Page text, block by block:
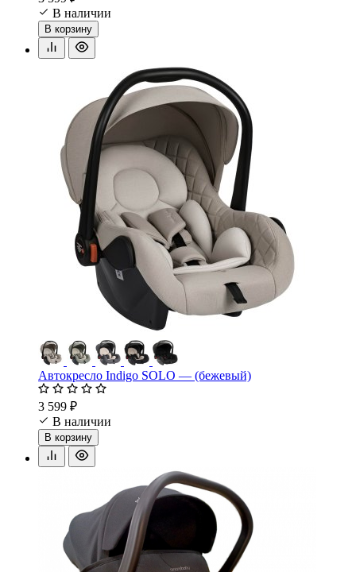
В наличии
В корзину
Автокресло Indigo SOLO — (бежевый)
3 599 ₽
В наличии
В корзину